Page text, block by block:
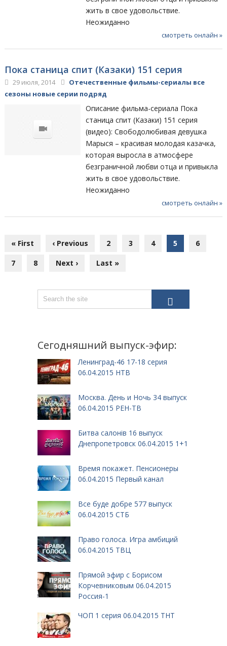
жить в свое удовольствие.
Неожиданно
смотреть онлайн »
Пока станица спит (Казаки) 151 серия
29 июля, 2014
Отечественные фильмы-сериалы все
сезоны новые серии подряд
Описание фильма-сериала Пока
станица спит (Казаки) 151 серия
(видео): Свободолюбивая девушка
Марыся – красивая молодая казачка,
которая выросла в атмосфере
безграничной любви отца и привыкла
жить в свое удовольствие.
Неожиданно
смотреть онлайн »
« First ‹ Previous 2 3 4 5 6
7 8 Next › Last »
Сегодняшний выпуск-эфир:
Ленинград-46 17-18 серия
06.04.2015 НТВ
Москва. День и Ночь 34 выпуск
06.04.2015 РЕН-ТВ
Битва салонів 16 выпуск
Днепропетровск 06.04.2015 1+1
Время покажет. Пенсионеры
06.04.2015 Первый канал
Все буде добре 577 выпуск
06.04.2015 СТБ
Право голоса. Игра амбиций
06.04.2015 ТВЦ
Прямой эфир с Борисом
Корчевниковым 06.04.2015
Россия-1
ЧОП 1 серия 06.04.2015 ТНТ